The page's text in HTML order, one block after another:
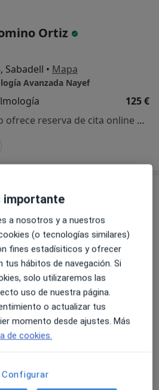
Ortiz
Sabadell • Mapa
Avanzada Nayef
125 €
Este especialista no ofrece reserva de cita online en esta dirección.
Cortes
Sabadell•
importante
a nosotros y a nuestros
(o tecnologías similares)
fines estadísiticos y ofrecer
tus hábitos de navegación. Si
solo utilizaremos las
uso de nuestra página.
o actualizar tus
momento desde ajustes. Más
de cookies.
Configurar